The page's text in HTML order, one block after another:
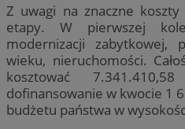
Z uwagi na znaczne
etapy. W pierwszej
modernizacji zabytkowej,
wieku, nieruchomości.
kosztować
dofinansowanie w kwocie 1
budżetu państwa w